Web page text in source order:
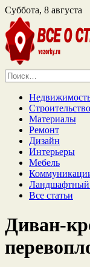
Суббота, 8 августа
Найти:
Строительство
Материалы
Ремонт
Дизайн
Интерьеры
Мебель
Ландшафтный
Все статьи
Диван-